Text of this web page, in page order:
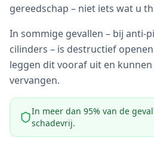
gereedschap – niet iets wat u
In sommige gevallen – bij anti-
cilinders – is destructief
leggen dit vooraf uit en
vervangen.
In meer dan 95% van de
schadevrij.